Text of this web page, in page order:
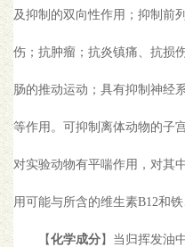
及抑制的双向性作用；抑制前
伤；抗肿瘤；抗炎镇痛、抗损
肠的推动运动；具有抑制神经
等作用。可抑制离体动物的子
对实验动物有平喘作用，对其
用可能与所含的维生素B12和
【化学成分】当归挥发油